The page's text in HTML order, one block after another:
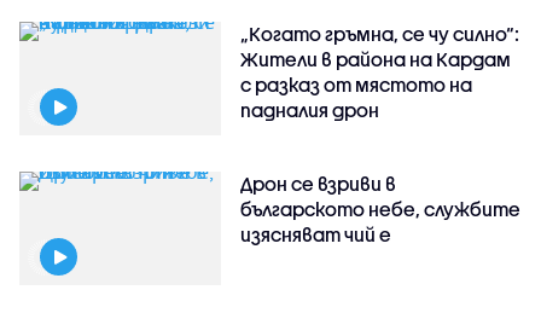
„Когато гръмна, се чу силно“:
Жители в района на Кардам
с разказ от мястото на
падналия дрон
Дрон се взриви в
българското небе, службите
изясняват чий е